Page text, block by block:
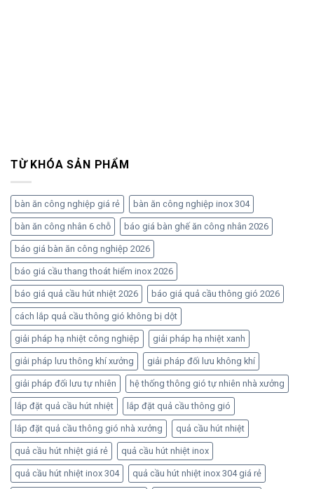
TỪ KHÓA SẢN PHẨM
bàn ăn công nghiệp giá rẻ bàn ăn công nghiệp inox 304
bàn ăn công nhân 6 chỗ báo giá bàn ghế ăn công nhân 2026
báo giá bàn ăn công nghiệp 2026
báo giá cầu thang thoát hiểm inox 2026
báo giá quả cầu hút nhiệt 2026 báo giá quả cầu thông gió 2026
cách lắp quả cầu thông gió không bị dột
giải pháp hạ nhiệt công nghiệp giải pháp hạ nhiệt xanh
giải pháp lưu thông khí xưởng giải pháp đối lưu không khí
giải pháp đối lưu tự nhiên hệ thống thông gió tự nhiên nhà xưởng
lắp đặt quả cầu hút nhiệt lắp đặt quả cầu thông gió
lắp đặt quả cầu thông gió nhà xưởng quả cầu hút nhiệt
quả cầu hút nhiệt giá rẻ quả cầu hút nhiệt inox
quả cầu hút nhiệt inox 304 quả cầu hút nhiệt inox 304 giá rẻ